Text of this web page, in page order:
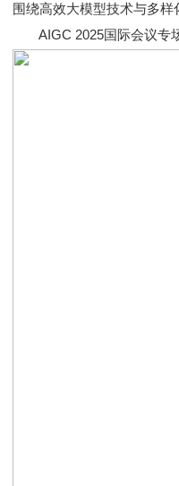
围绕高效大模型技术与多样
AIGC 2025国际会议专